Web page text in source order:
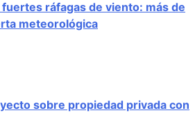
ráfagas de viento: más de
meteorológica
sobre propiedad privada con